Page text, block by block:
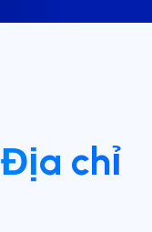
Địa chỉ